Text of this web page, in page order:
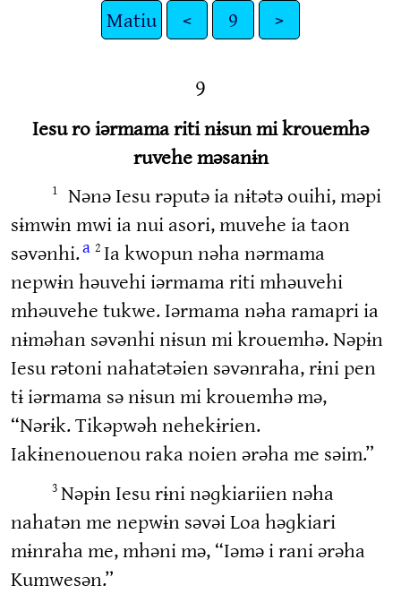
Matiu < 9 >
9
Iesu ro iərmama riti nɨsun mi krouemhə
ruvehe məsanɨn
1
Nənə Iesu rəputə ia nɨtətə ouihi, məpi
sɨmwɨn mwi ia nui asori, muvehe ia taon
səvənhi.a 2 Ia kwopun nəha nərmama
nepwɨn həuvehi iərmama riti mhəuvehi
mhəuvehe tukwe. Iərmama nəha ramapri ia
nɨməhan səvənhi nɨsun mi krouemhə. Nəpɨn
Iesu rətoni nahatətəien səvənraha, rɨni pen
tɨ iərmama sə nɨsun mi krouemhə mə,
“Nərɨk. Tikəpwəh nehekɨrien.
Iakɨnenouenou raka noien ərəha me səim.”
3 Nəpɨn Iesu rɨni nəɡkiariien nəha
nahatən me nepwɨn səvəi Loa həɡkiari
mɨnraha me, mhəni mə, “Iəmə i rani ərəha
Kumwesən.”